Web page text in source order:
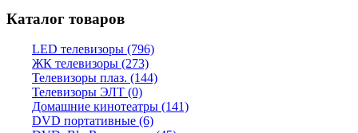
Каталог товаров
LED телевизоры (796)
ЖК телевизоры (273)
Телевизоры плаз. (144)
Телевизоры ЭЛТ (0)
Домашние кинотеатры (141)
DVD портативные (6)